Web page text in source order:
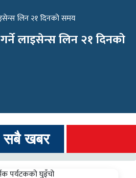
लाइसेन्स लिन २१ दिनको
सबै खबर